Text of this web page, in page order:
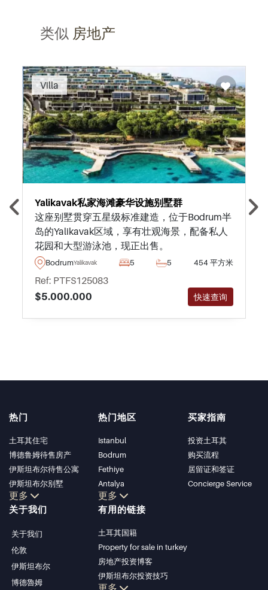
类似 房地产
Villa
Recommended
Yalikavak私家海滩豪华设施别墅群
这座别墅贯穿五星级标准建造，位于Bodrum半
岛的Yalikavak区域，享有壮观海景，配备私人
花园和大型游泳池，现正出售。
BodrumYalikavak 5 5 454 平方米
Ref: PTFS125083
$5.000.000
快速查询
热门
土耳其住宅
博德鲁姆待售房产
伊斯坦布尔待售公寓
伊斯坦布尔别墅
博德鲁姆别墅
安塔利亚待售公寓
更多
热门地区
Istanbul
Bodrum
Fethiye
Antalya
Kalkan
Alanya
Kas
Gocek
Side
Kemer
更多
买家指南
投资土耳其
购买流程
居留证和签证
Concierge Service
关于我们
关于我们
伦敦
伊斯坦布尔
博德魯姆
有用的链接
土耳其国籍
Property for sale in turkey
房地产投资博客
伊斯坦布尔投资技巧